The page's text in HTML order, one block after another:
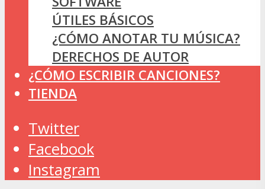
ÚTILES BÁSICOS
¿CÓMO ANOTAR TU MÚSICA?
DERECHOS DE AUTOR
¿CÓMO ESCRIBIR CANCIONES?
TIENDA
Twitter
Facebook
Instagram